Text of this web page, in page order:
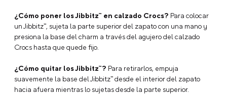
¿Cómo poner los Jibbitz™ en calzado Crocs? Para colocar
un Jibbitz™, sujeta la parte superior del zapato con una mano y
presiona la base del charm a través del agujero del calzado
Crocs hasta que quede fijo.
¿Cómo quitar los Jibbitz™? Para retirarlos, empuja
suavemente la base del Jibbitz™ desde el interior del zapato
hacia afuera mientras lo sujetas desde la parte superior.